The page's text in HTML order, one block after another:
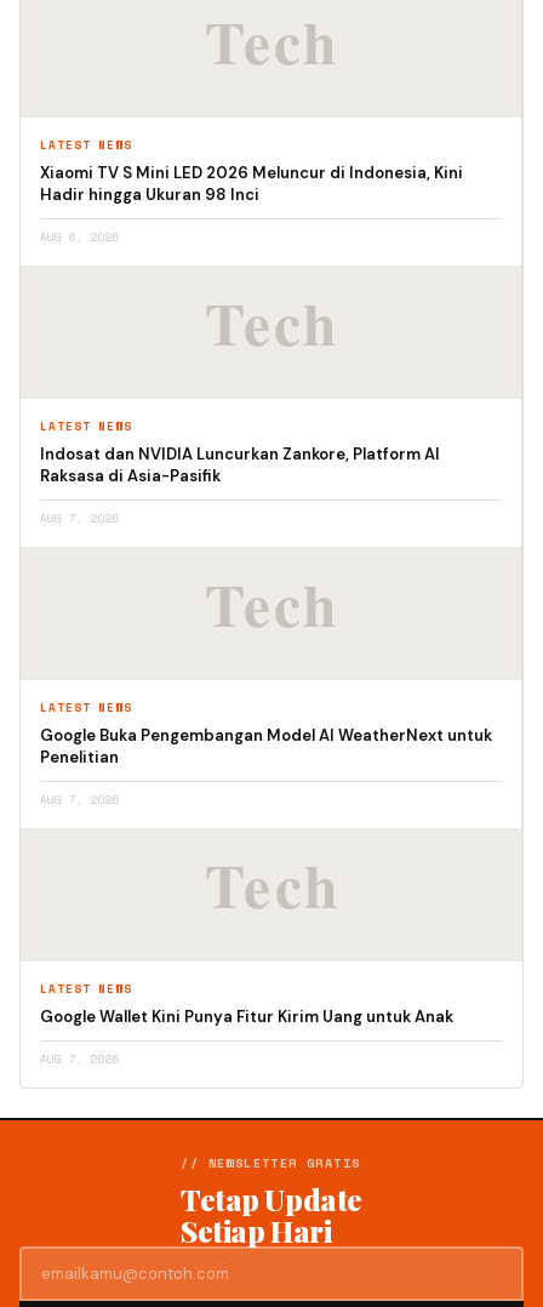
LATEST NEWS
Xiaomi TV S Mini LED 2026 Meluncur di Indonesia, Kini
Hadir hingga Ukuran 98 Inci
AUG 6, 2026
LATEST NEWS
Indosat dan NVIDIA Luncurkan Zankore, Platform AI
Raksasa di Asia-Pasifik
AUG 7, 2026
LATEST NEWS
Google Buka Pengembangan Model AI WeatherNext untuk
Penelitian
AUG 7, 2026
LATEST NEWS
Google Wallet Kini Punya Fitur Kirim Uang untuk Anak
AUG 7, 2026
// NEWSLETTER GRATIS
Tetap Update
Setiap Hari